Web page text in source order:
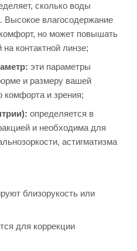
сколько воды
Высокое влагосодержание
но может повышать
контактной линзе;
эти параметры
и размеру вашей
комфорта и зрения;
определяется в
и необходима для
астигматизма
близорукость или
для коррекции